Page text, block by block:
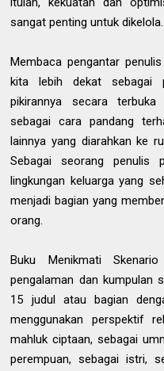
sangat penting untuk dikelola.
Membaca pengantar
kita lebih dekat sebagai
pikirannya secara
sebagai cara pandang
lainnya yang diarahkan ke
Sebagai seorang penulis
lingkungan keluarga yang
menjadi bagian yang
orang.
Buku Menikmati
pengalaman dan kumpulan
15 judul atau bagian
menggunakan perspektif
mahluk ciptaan, sebagai
perempuan, sebagai istri,